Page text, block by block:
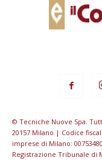
© Tecniche Nuove Spa.
20157 Milano | Codice
imprese di Milano:
Registrazione Tribunale di